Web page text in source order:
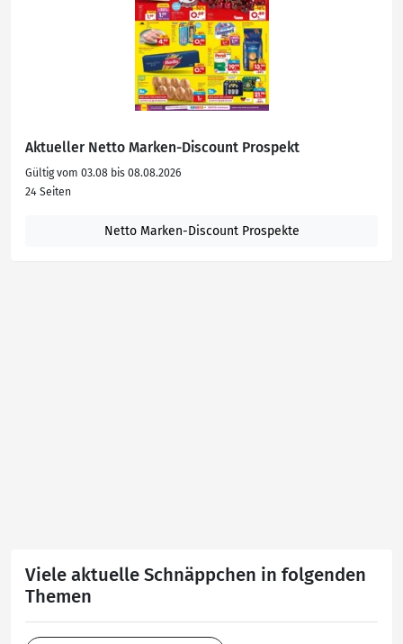
Aktueller Netto Marken-Discount Prospekt
Gültig vom 03.08 bis 08.08.2026
24 Seiten
Netto Marken-Discount Prospekte
Viele aktuelle Schnäppchen in folgenden
Themen